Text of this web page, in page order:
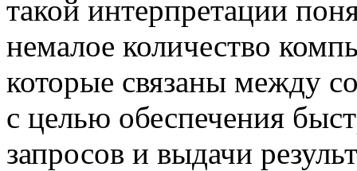
такой интерпретации
немалое количество
которые связаны между
с целью обеспечения
запросов и выдачи